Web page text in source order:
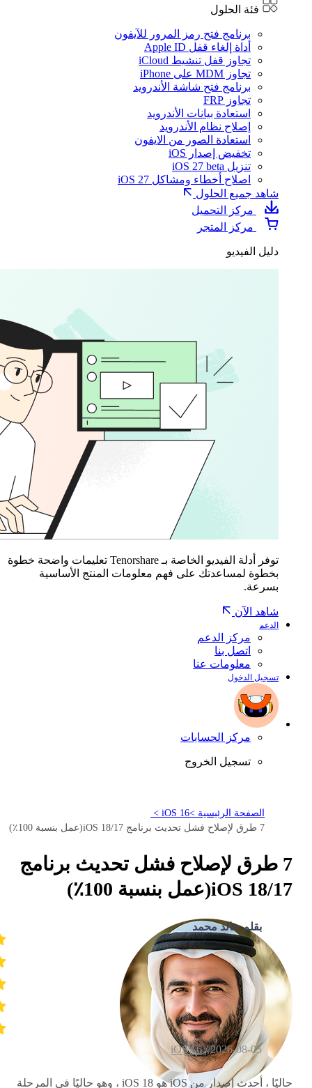
فئة الحلول
برنامج فتح رمز المرور للآيفون
أداة إلغاء قفل Apple ID
تجاوز قفل تنشيط iCloud
تجاوز MDM على iPhone
برنامج فتح شاشة الأندرويد
تجاوز FRP
استعادة بيانات الأندرويد
إصلاح نظام الأندرويد
استعادة الصور من الايفون
تخفيض إصدار iOS
تنزيل iOS 27 beta
اصلاح أخطاء ومشاكل iOS 27
شاهد جميع الحلول
مركز التحميل
مركز المتجر
دليل الفيديو
توفر أدلة الفيديو الخاصة بـ Tenorshare تعليمات واضحة خطوة
بخطوة لمساعدتك على فهم معلومات المنتج الأساسية
بسرعة.
شاهد الآن
الدعم
مركز الدعم
اتصل بنا
معلومات عنا
تسجيل الدخول
مركز الحسابات
تسجيل الخروج
الصفحة الرئيسية >iOS 16 >
7 طرق لإصلاح فشل تحديث برنامج iOS 18/17(عمل بنسبة 100٪)
7 طرق لإصلاح فشل تحديث برنامج
iOS 18/17(عمل بنسبة 100٪)
بقلم خالد محمد
2026-08-05 /
iOS 16
حاليًا ، أحدث إصدار من iOS هو iOS 18 ، وهو حاليًا في المرحلة